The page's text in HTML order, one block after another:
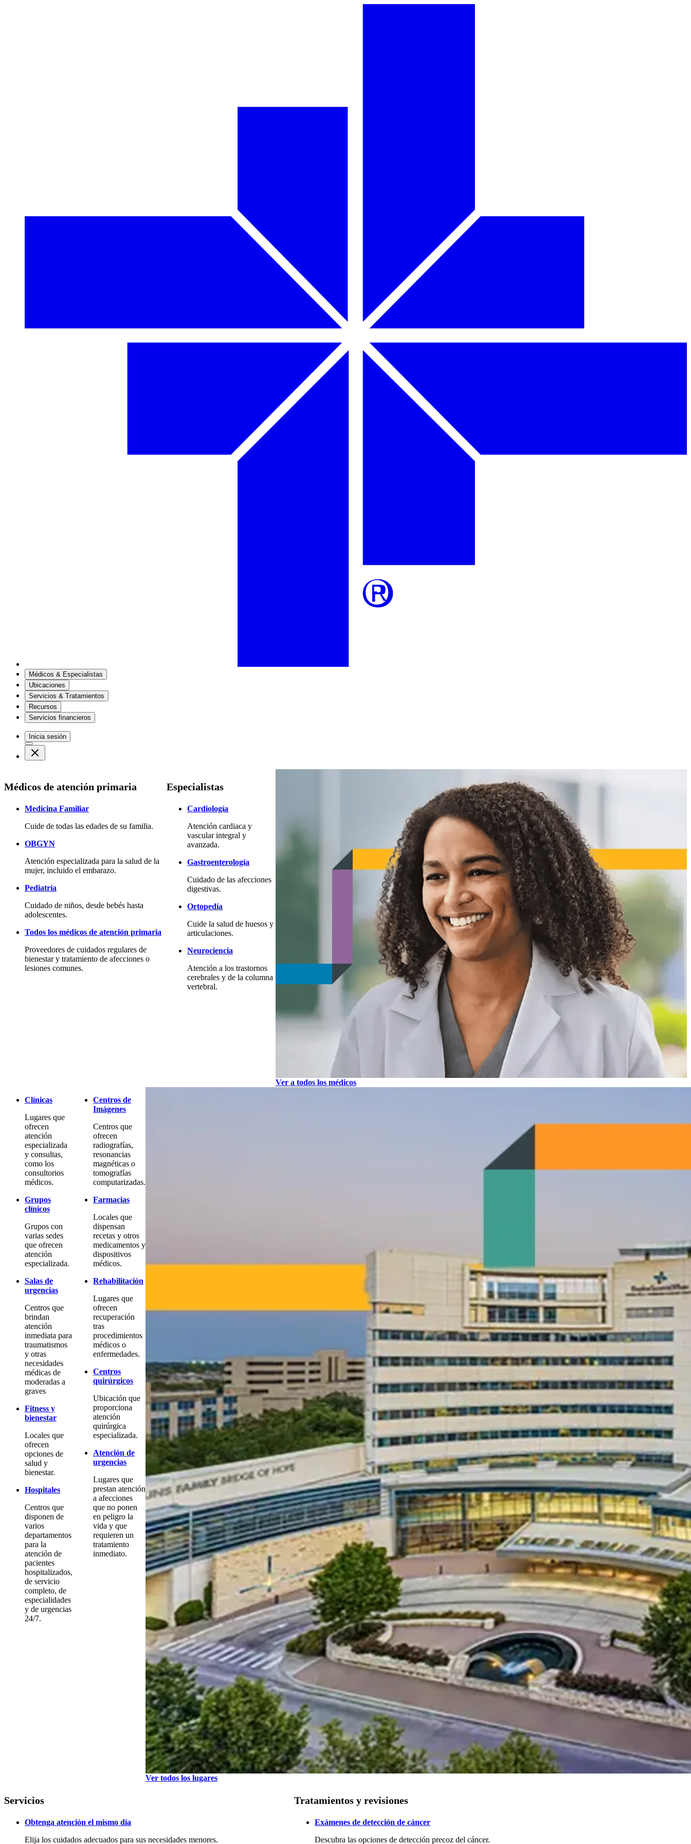
Médicos & Especialistas
Ubicaciones
Servicios & Tratamientos
Recursos
Servicios financieros
Inicia sesión
Médicos de atención primaria
Medicina Familiar
Cuide de todas las edades de su familia.
OBGYN
Atención especializada para la salud de la
mujer, incluido el embarazo.
Pediatría
Cuidado de niños, desde bebés hasta
adolescentes.
Todos los médicos de atención primaria
Proveedores de cuidados regulares de
bienestar y tratamiento de afecciones o
lesiones comunes.
Especialistas
Cardiología
Atención cardiaca y
vascular integral y
avanzada.
Gastroenterología
Cuidado de las afecciones
digestivas.
Ortopedía
Cuide la salud de huesos y
articulaciones.
Neurociencia
Atención a los trastornos
cerebrales y de la columna
vertebral.
Ver a todos los médicos
Clínicas
Lugares que
ofrecen
atención
especializada
y consultas,
como los
consultorios
médicos.
Grupos
clínicos
Grupos con
varias sedes
que ofrecen
atención
especializada.
Salas de
urgencias
Centros que
brindan
atención
inmediata para
traumatismos
y otras
necesidades
médicas de
moderadas a
graves
Fitness y
bienestar
Locales que
ofrecen
opciones de
salud y
bienestar.
Hospitales
Centros que
disponen de
varios
departamentos
para la
atención de
pacientes
hospitalizados,
de servicio
completo, de
especialidades
y de urgencias
24/7.
Centros de
Imágenes
Centros que
ofrecen
radiografías,
resonancias
magnéticas o
tomografías
computarizadas.
Farmacias
Locales que
dispensan
recetas y otros
medicamentos y
dispositivos
médicos.
Rehabilitación
Lugares que
ofrecen
recuperación
tras
procedimientos
médicos o
enfermedades.
Centros
quirúrgicos
Ubicación que
proporciona
atención
quirúrgica
especializada.
Atención de
urgencias
Lugares que
prestan atención
a afecciones
que no ponen
en peligro la
vida y que
requieren un
tratamiento
inmediato.
Ver todos los lugares
Servicios
Obtenga atención el mismo día
Elija los cuidados adecuados para sus necesidades menores.
Tratamientos y revisiones
Exámenes de detección de cáncer
Descubra las opciones de detección precoz del cáncer.